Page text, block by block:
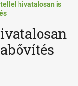
hivatalosan is